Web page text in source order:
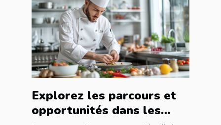
Explorez les parcours et
opportunités dans les